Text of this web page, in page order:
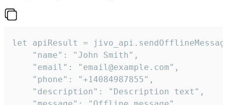
let apiResult =
    "name": "John Smith",
    "email": "email@example.com",
    "phone": "+14084987855",
    "description": "Description text",